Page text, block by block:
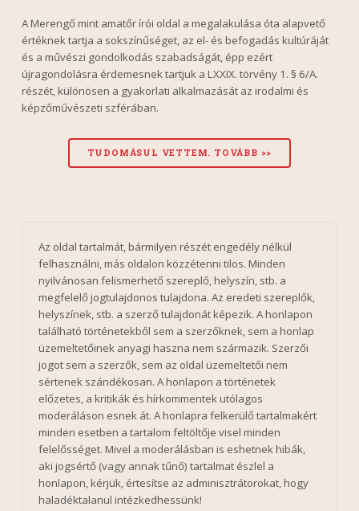
A Merengő mint amatőr írói oldal a megalakulása óta alapvető
értéknek tartja a sokszínűséget, az el- és befogadás kultúráját
és a művészi gondolkodás szabadságát, épp ezért
újragondolásra érdemesnek tartjuk a LXXIX. törvény 1. § 6/A.
részét, különösen a gyakorlati alkalmazását az irodalmi és
képzőművészeti szférában.
Az oldal tartalmát, bármilyen részét engedély nélkül
felhasználni, más oldalon közzétenni tilos. Minden
nyilvánosan felismerhető szereplő, helyszín, stb. a
megfelelő jogtulajdonos tulajdona. Az eredeti szereplők,
helyszínek, stb. a szerző tulajdonát képezik. A honlapon
található történetekből sem a szerzőknek, sem a honlap
üzemeltetőinek anyagi haszna nem származik. Szerzői
jogot sem a szerzők, sem az oldal üzemeltetői nem
sértenek szándékosan. A honlapon a történetek
előzetes, a kritikák és hírkommentek utólagos
moderáláson esnek át. A honlapra felkerülő tartalmakért
minden esetben a tartalom feltöltője visel minden
felelősséget. Mivel a moderálásban is eshetnek hibák,
aki jogsértő (vagy annak tűnő) tartalmat észlel a
honlapon, kérjük, értesítse az adminisztrátorokat, hogy
haladéktalanul intézkedhessünk!